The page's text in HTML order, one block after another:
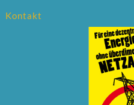
Kontakt